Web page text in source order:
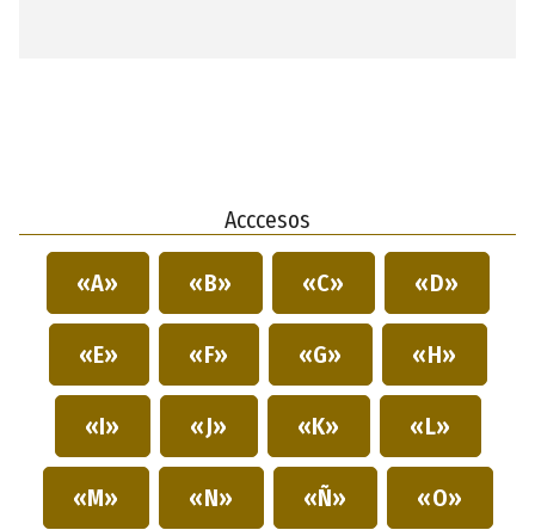
Acccesos
«A» «B» «C» «D»
«E» «F» «G» «H»
«I» «J» «K» «L»
«M» «N» «Ñ» «O»